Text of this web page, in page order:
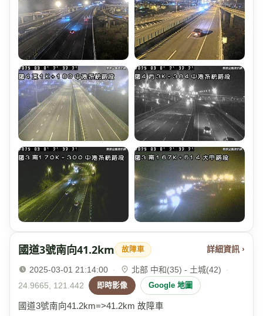
國道3號南向41.2km 故障車 詳細資訊 ›
2025-03-01 21:14:00 · 北部 中和(35) - 土城(42)
·
24.9665, 121.442
即時影像 Google 地圖
國道3號南向41.2km=>41.2km 故障車